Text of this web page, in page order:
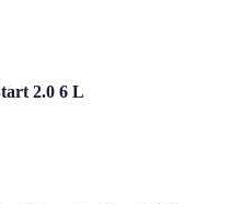
2.0 6 L